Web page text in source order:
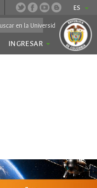
ES
INGRESAR